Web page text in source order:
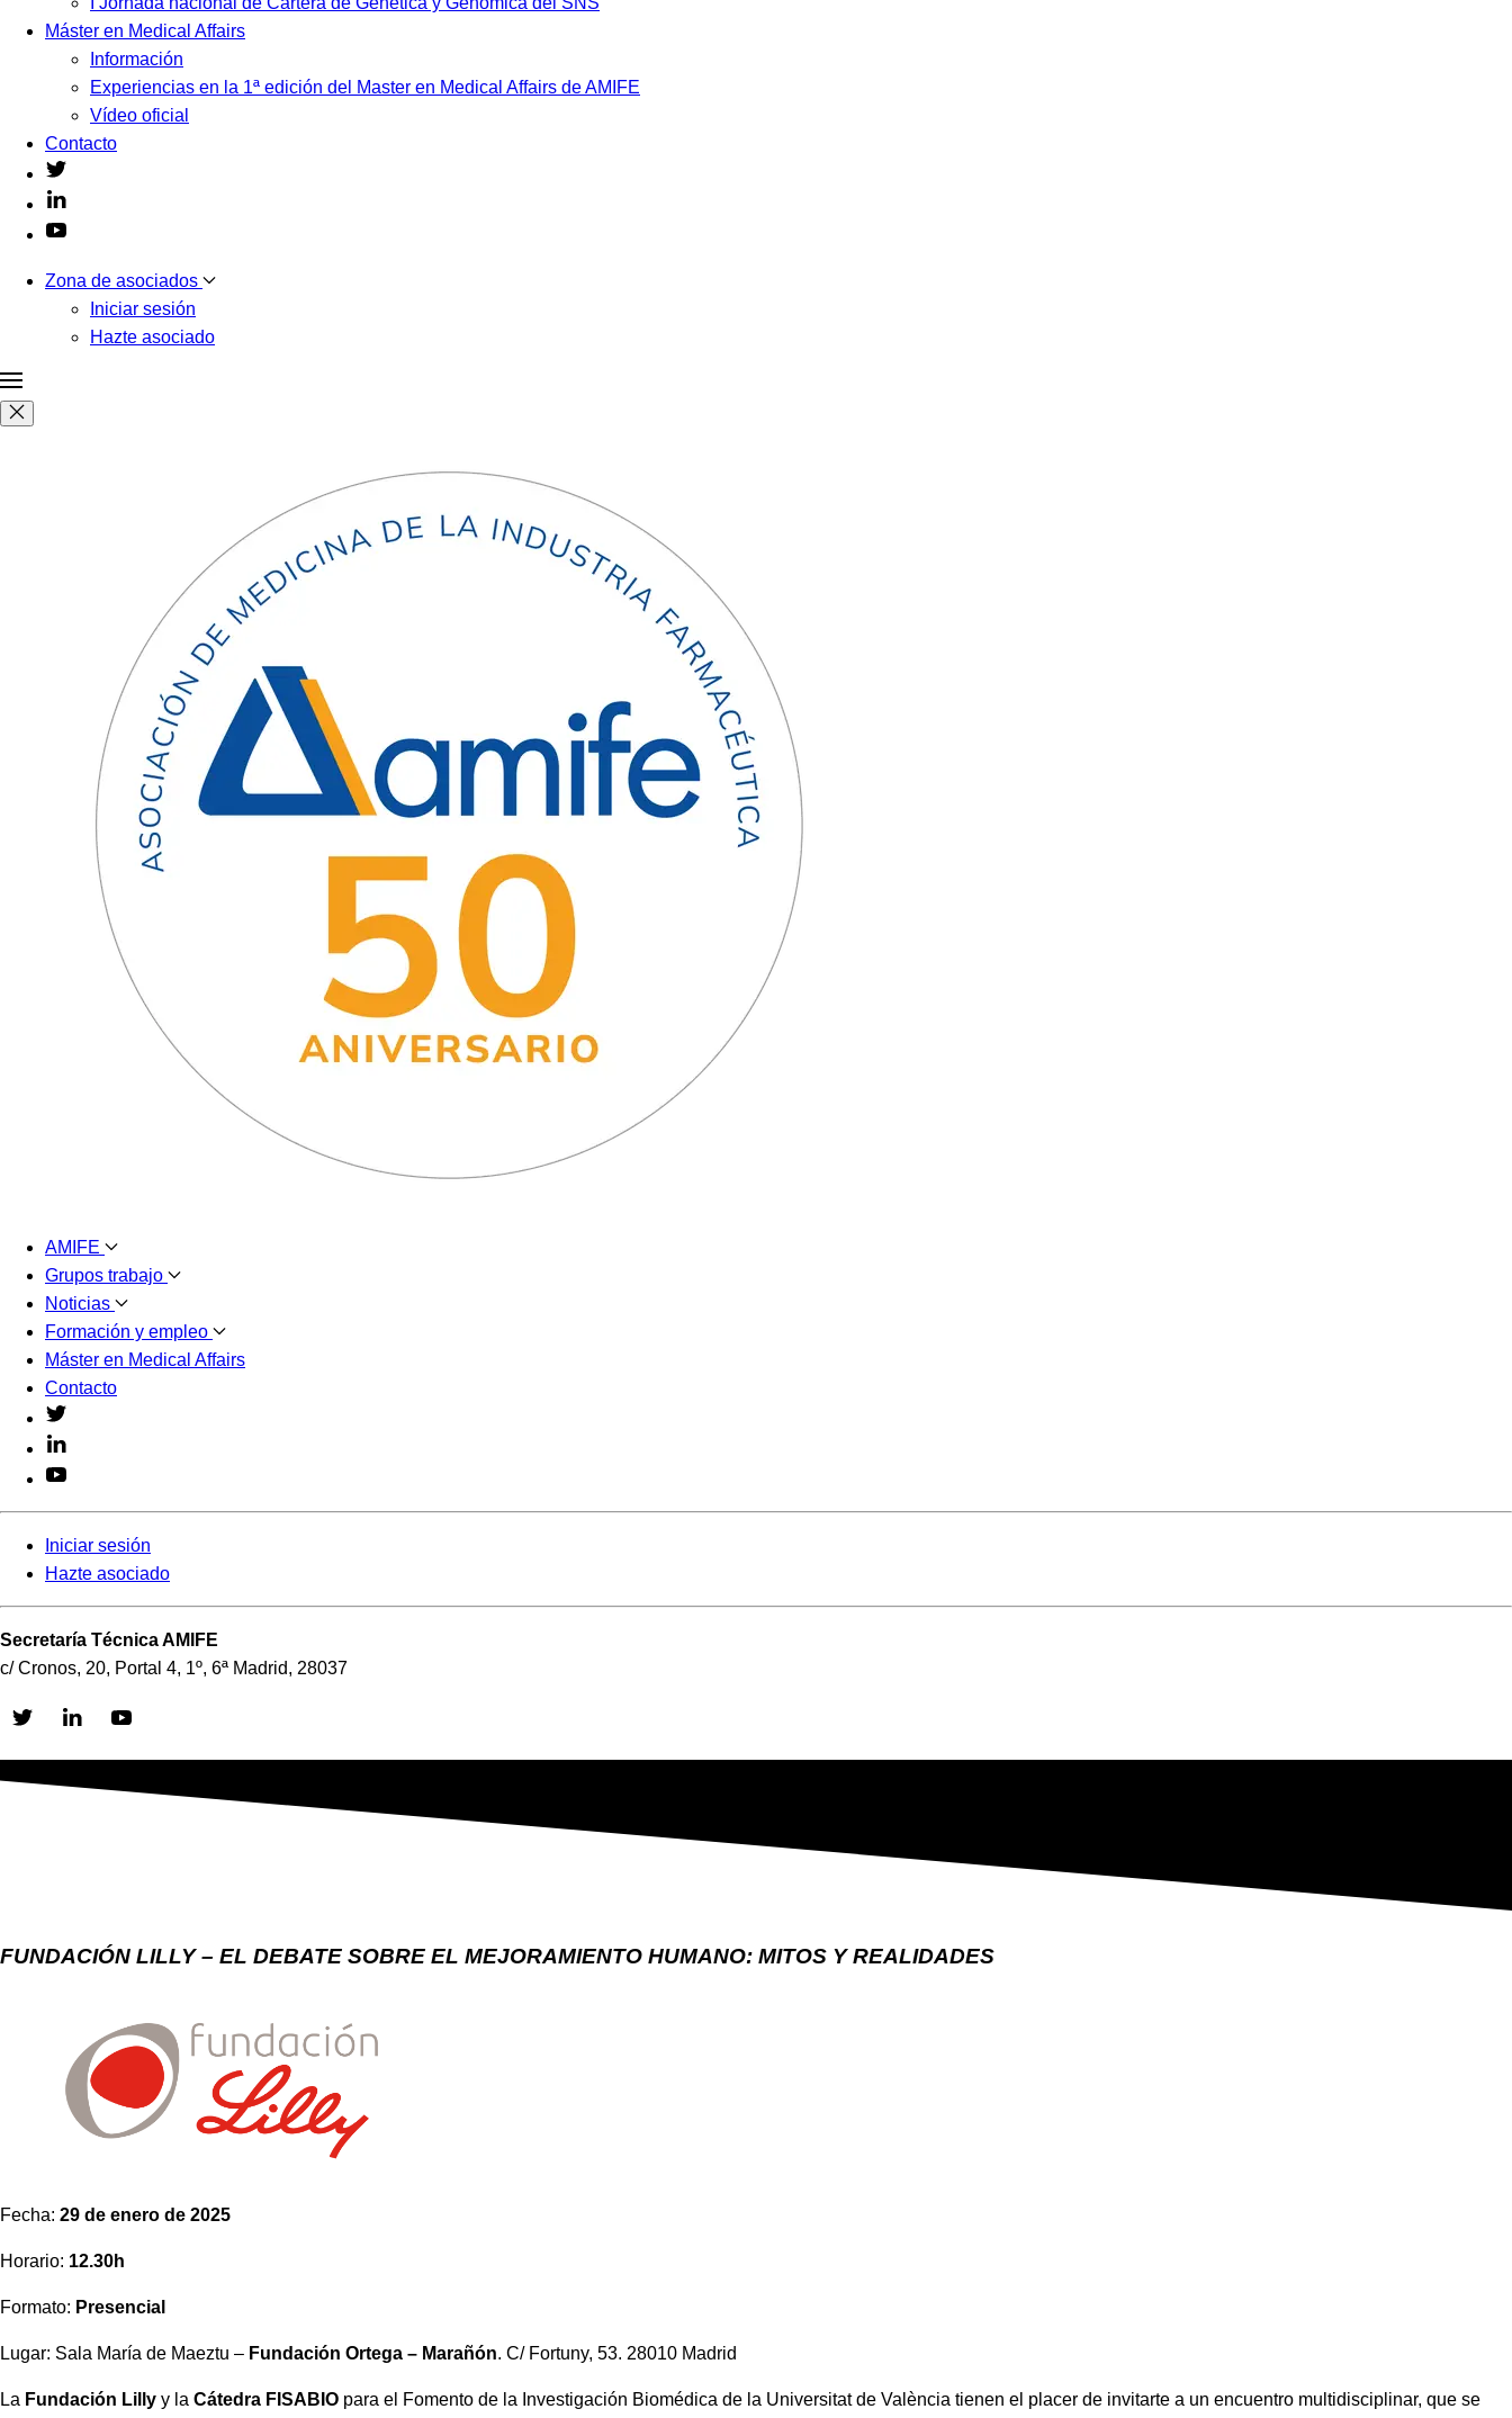
Máster en Medical Affairs
Información
Experiencias en la 1ª edición del Master en Medical Affairs de AMIFE
Vídeo oficial
Contacto
Zona de asociados
Iniciar sesión
Hazte asociado
AMIFE
Grupos trabajo
Noticias
Formación y empleo
Máster en Medical Affairs
Contacto
Iniciar sesión
Hazte asociado
Secretaría Técnica AMIFE
c/ Cronos, 20, Portal 4, 1º, 6ª Madrid, 28037
FUNDACIÓN LILLY – EL DEBATE SOBRE EL MEJORAMIENTO HUMANO: MITOS Y REALIDADES
Fecha: 29 de enero de 2025
Horario: 12.30h
Formato: Presencial
Lugar: Sala María de Maeztu – Fundación Ortega – Marañón. C/ Fortuny, 53. 28010 Madrid
La Fundación Lilly y la Cátedra FISABIO para el Fomento de la Investigación Biomédica de la Universitat de València tienen el placer de invitarte a un encuentro multidisciplinar, que se